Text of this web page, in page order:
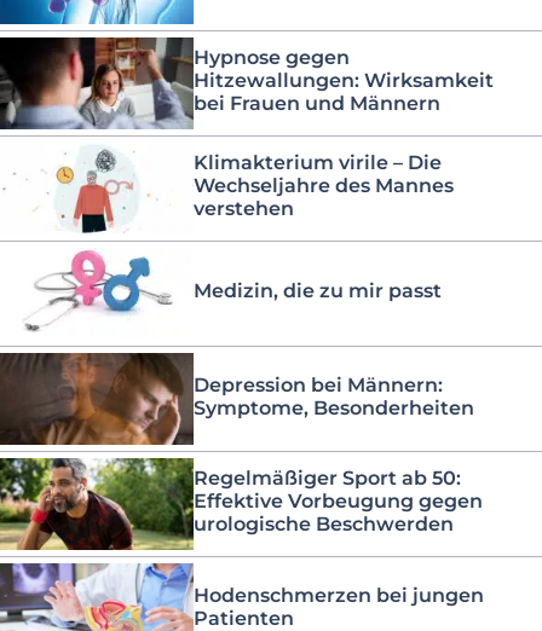
Hypnose gegen
Hitzewallungen: Wirksamkeit
bei Frauen und Männern
Klimakterium virile – Die
Wechseljahre des Mannes
verstehen
Medizin, die zu mir passt
Depression bei Männern:
Symptome, Besonderheiten
Regelmäßiger Sport ab 50:
Effektive Vorbeugung gegen
urologische Beschwerden
Hodenschmerzen bei jungen
Patienten